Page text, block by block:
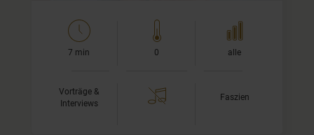
7 min 0 alle
Vorträge &
Interviews
Faszien